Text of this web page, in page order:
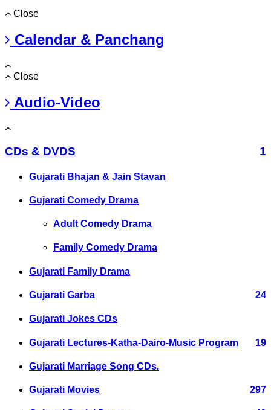
Close
Calendar & Panchang
Close
Audio-Video
CDs & DVDS 1
Gujarati Bhajan & Jain Stavan
Gujarati Comedy Drama
Adult Comedy Drama
Family Comedy Drama
Gujarati Family Drama
Gujarati Garba 24
Gujarati Jokes CDs
Gujarati Lectures-Katha-Dairo-Music Program 19
Gujarati Marriage Song CDs.
Gujarati Movies 297